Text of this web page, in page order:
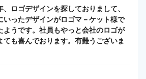
、ロゴデザインを探しておりまして、
いったデザインがロゴマ－ケット様で
ようです。社員もやっと会社のロゴが
ても喜んでおります。有難うございま